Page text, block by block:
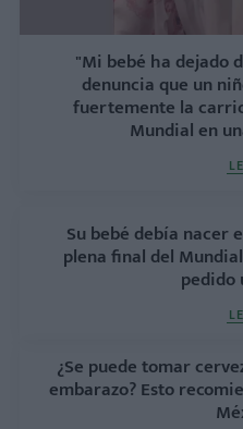
"Mi bebé ha dejado
denuncia que un
fuertemente la
Mundial en
Su bebé debía nacer
plena final del
pedido
¿Se puede tomar
embarazo? Esto